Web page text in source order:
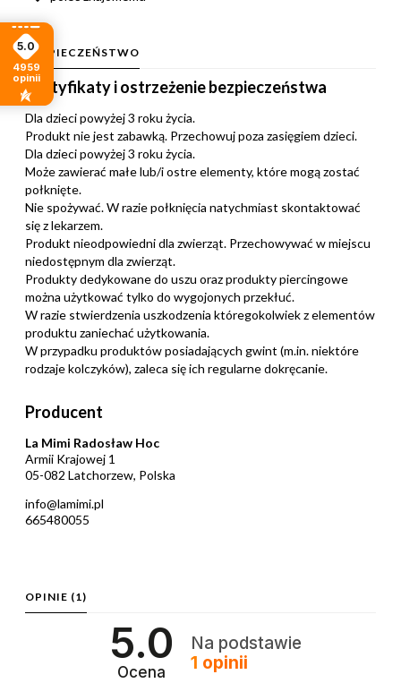
BEZPIECZEŃSTWO
Certyfikaty i ostrzeżenie bezpieczeństwa
Dla dzieci powyżej 3 roku życia.
Produkt nie jest zabawką. Przechowuj poza zasięgiem dzieci.
Dla dzieci powyżej 3 roku życia.
Może zawierać małe lub/i ostre elementy, które mogą zostać
połknięte.
Nie spożywać. W razie połknięcia natychmiast skontaktować
się z lekarzem.
Produkt nieodpowiedni dla zwierząt. Przechowywać w miejscu
niedostępnym dla zwierząt.
Produkty dedykowane do uszu oraz produkty piercingowe
można użytkować tylko do wygojonych przekłuć.
W razie stwierdzenia uszkodzenia któregokolwiek z elementów
produktu zaniechać użytkowania.
W przypadku produktów posiadających gwint (m.in. niektóre
rodzaje kolczyków), zaleca się ich regularne dokręcanie.
Producent
La Mimi Radosław Hoc
Armii Krajowej 1
05-082 Latchorzew, Polska
info@lamimi.pl
665480055
OPINIE (1)
5.0
Ocena
Na podstawie
1 opinii
5.0
4959
opinii